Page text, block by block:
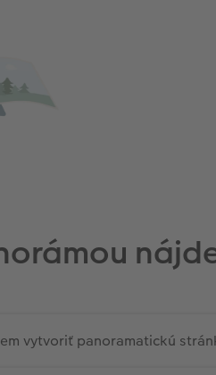
vytvoriť panoramatickú